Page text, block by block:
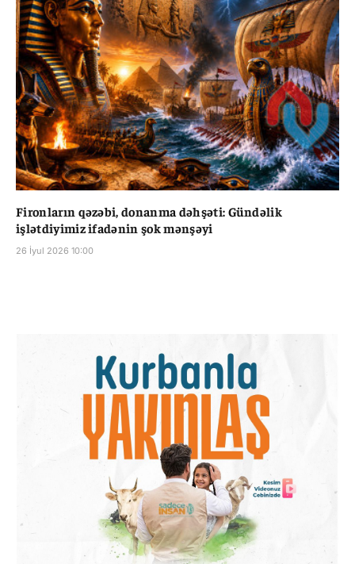
Fironların qəzəbi, donanma dəhşəti: Gündəlik
işlətdiyimiz ifadənin şok mənşəyi
26 İyul 2026 10:00